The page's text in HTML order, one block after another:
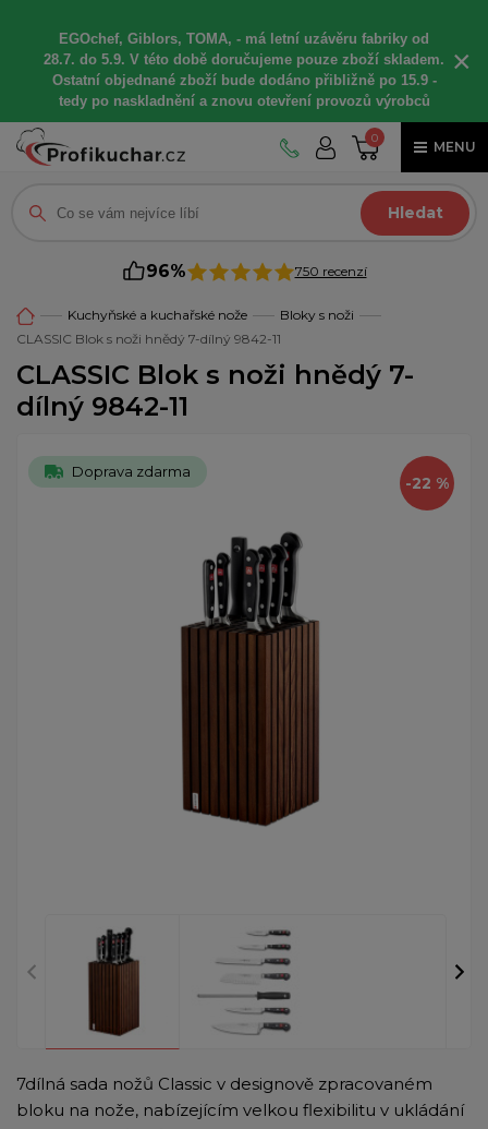
EGOchef, Giblors, TOMA, - má letní uzávěru fabriky od
28.7. do 5.9. V této době doručujeme pouze zboží skladem.
Ostatní objednané zboží bude dodáno přibližně po 15.9 -
tedy po naskladnění a znovu otevření provozů výrobců
×
0
MENU
Hledat
96% 750 recenzí
Kuchyňské a kuchařské nože
Bloky s noži
CLASSIC Blok s noži hnědý 7-dílný 9842-11
CLASSIC Blok s noži hnědý 7-
dílný 9842-11
-22 %
Doprava zdarma
7dílná sada nožů Classic v designově zpracovaném
bloku na nože, nabízejícím velkou flexibilitu v ukládání